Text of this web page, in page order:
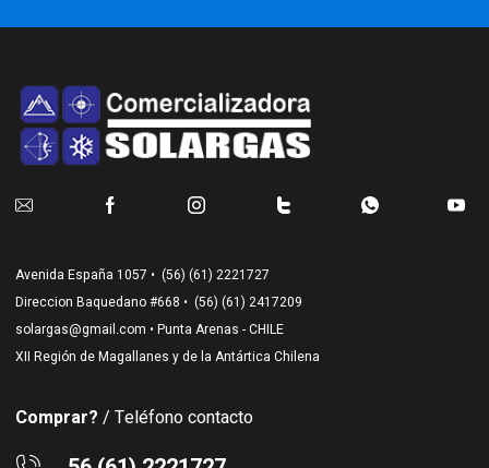
Avenida España 1057 • (56) (61) 2221727
Direccion Baquedano #668 • (56) (61) 2417209
solargas@gmail.com • Punta Arenas - CHILE
XII Región de Magallanes y de la Antártica Chilena
Comprar? / Teléfono contacto